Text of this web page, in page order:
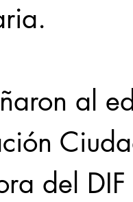
al
del